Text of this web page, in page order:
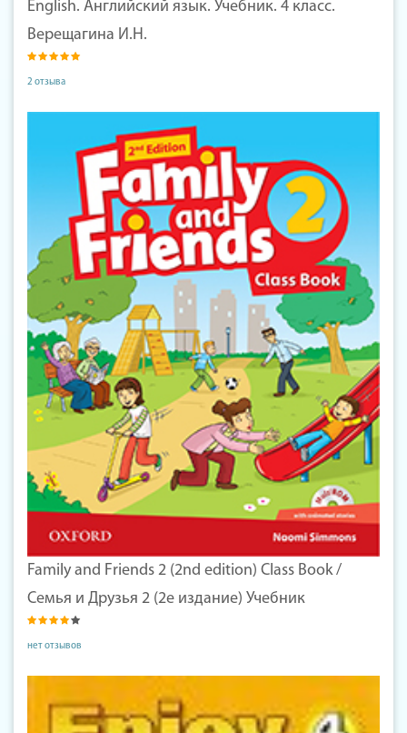
English. Английский язык. Учебник. 4 класс.
Верещагина И.Н.
2 отзыва
Family and Friends 2 (2nd edition) Class Book /
Семья и Друзья 2 (2е издание) Учебник
нет отзывов